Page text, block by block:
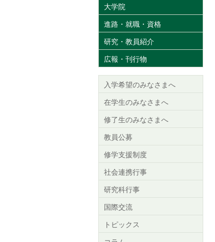
大学院
進路・就職・資格
研究・教員紹介
広報・刊行物
入学希望のみなさまへ
在学生のみなさまへ
修了生のみなさまへ
教員公募
修学支援制度
社会連携行事
研究科行事
国際交流
トピックス